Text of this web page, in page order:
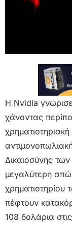
Η Nvidia
χάνοντας
Δικαιοσύνης
μεγαλύτερη
πέφτουν
108 δολάρια